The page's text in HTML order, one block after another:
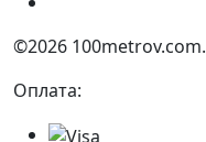
©2026
Оплата: